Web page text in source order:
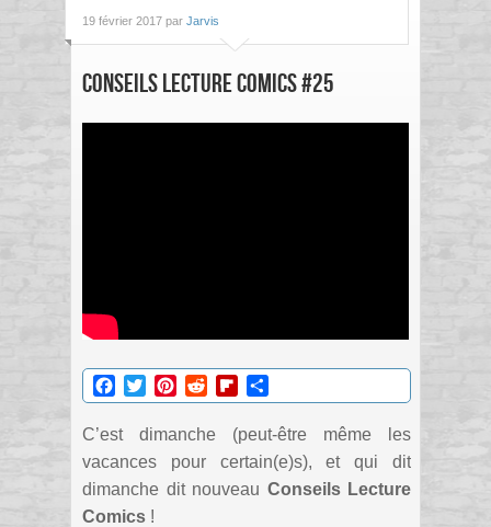
19 février 2017 par Jarvis
Conseils Lecture Comics #25
Facebook
TwitterPinterestRedditFlipboard
C’est dimanche (peut-être même les
vacances pour certain(e)s), et qui dit
dimanche dit nouveau Conseils Lecture
Comics !